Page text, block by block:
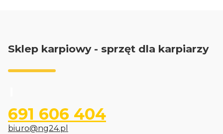
Sklep karpiowy - sprzęt dla karpiarzy
691 606 404
biuro@ng24.pl